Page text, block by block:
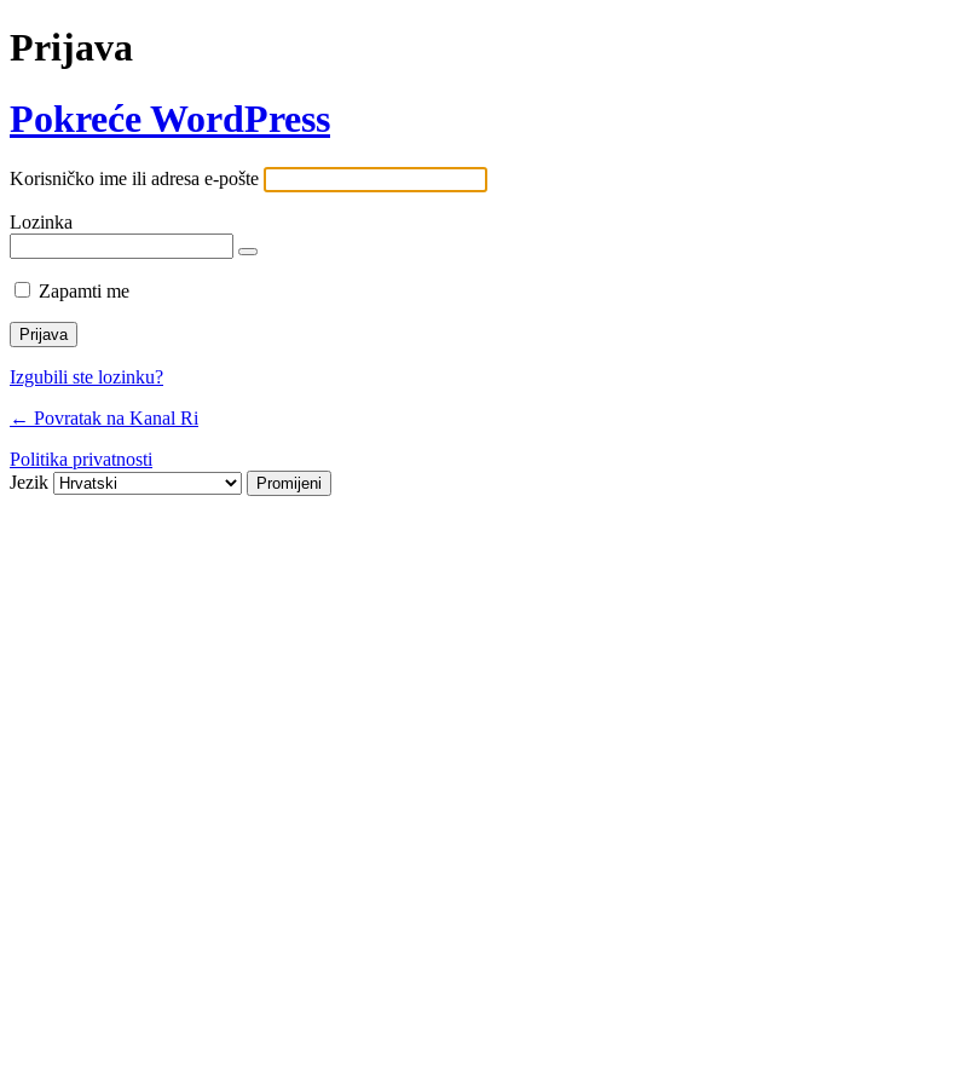
Prijava
Pokreće WordPress
Korisničko ime ili adresa e-pošte
Lozinka
Zapamti me
Izgubili ste lozinku?
← Povratak na Kanal Ri
Politika privatnosti
Jezik